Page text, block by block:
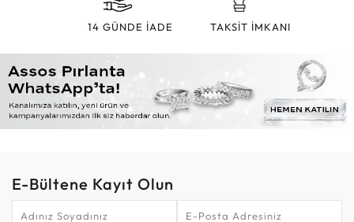
14 GÜNDE İADE TAKSİT İMKANI
E-Bültene Kayıt Olun